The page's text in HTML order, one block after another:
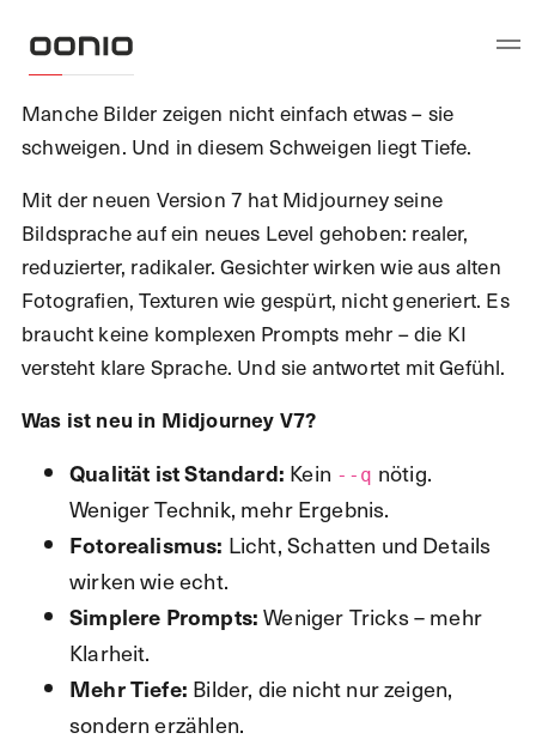
Manche Bilder zeigen nicht einfach etwas – sie
schweigen. Und in diesem Schweigen liegt Tiefe.
Mit der neuen Version 7 hat Midjourney seine
Bildsprache auf ein neues Level gehoben: realer,
reduzierter, radikaler. Gesichter wirken wie aus alten
Fotografien, Texturen wie gespürt, nicht generiert. Es
braucht keine komplexen Prompts mehr – die KI
versteht klare Sprache. Und sie antwortet mit Gefühl.
Was ist neu in Midjourney V7?
Qualität ist Standard: Kein --q nötig.
Weniger Technik, mehr Ergebnis.
Fotorealismus: Licht, Schatten und Details
wirken wie echt.
Simplere Prompts: Weniger Tricks – mehr
Klarheit.
Mehr Tiefe: Bilder, die nicht nur zeigen,
sondern erzählen.